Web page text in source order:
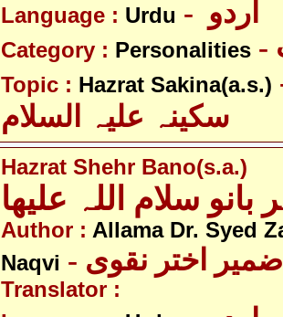
Language : Urdu
Category : Personalities
Topic : Hazrat Sakina(a.s.)
سکینہ علیہ السلام
Hazrat Shehr Bano(s.a.)
سلام اللہ علیھا
Author : Allama Dr. Syed
Naqvi
اختر نقوی
Translator :